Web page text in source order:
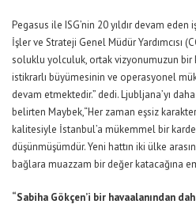
Pegasus ile ISG’nin 20 yıldır devam eden
İşler ve Strateji Genel Müdür Yardımcısı
soluklu yolculuk, ortak vizyonumuzun bir
istikrarlı büyümesinin ve operasyonel
devam etmektedir.” dedi. Ljubljana’yı
belirten Maybek,“Her zaman eşsiz
kalitesiyle İstanbul’a mükemmel bir
düşünmüşümdür. Yeni hattın iki ülke
bağlara muazzam bir değer katacağına
“Sabiha Gökçen’i bir havaalanından